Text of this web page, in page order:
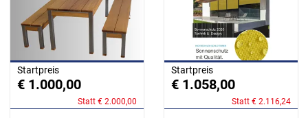
Startpreis
€ 1.000,00
Statt € 2.000,00
Startpreis
€ 1.058,00
Statt € 2.116,24